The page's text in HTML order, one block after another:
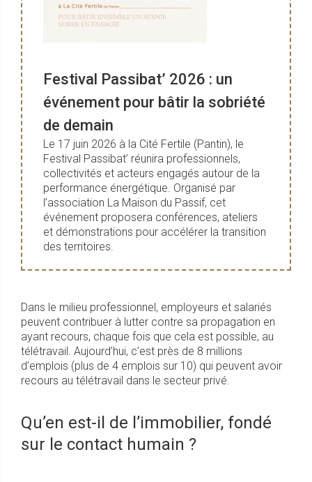
Festival Passibat’ 2026 : un
événement pour bâtir la sobriété
de demain
Le 17 juin 2026 à la Cité Fertile (Pantin), le
Festival Passibat’ réunira professionnels,
collectivités et acteurs engagés autour de la
performance énergétique. Organisé par
l’association La Maison du Passif, cet
événement proposera conférences, ateliers
et démonstrations pour accélérer la transition
des territoires.
Dans le milieu professionnel, employeurs et salariés
peuvent contribuer à lutter contre sa propagation en
ayant recours, chaque fois que cela est possible, au
télétravail. Aujourd’hui, c’est près de 8 millions
d’emplois (plus de 4 emplois sur 10) qui peuvent avoir
recours au télétravail dans le secteur privé.
Qu’en est-il de l’immobilier, fondé
sur le contact humain ?